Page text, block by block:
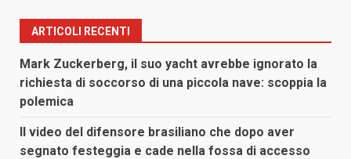
ARTICOLI RECENTI
Mark Zuckerberg, il suo yacht avrebbe ignorato la
richiesta di soccorso di una piccola nave: scoppia la
polemica
Il video del difensore brasiliano che dopo aver
segnato festeggia e cade nella fossa di accesso